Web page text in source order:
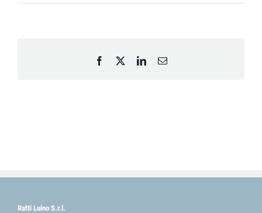
Facebook LinkedInEmail
Ratti Luino S.r.l.